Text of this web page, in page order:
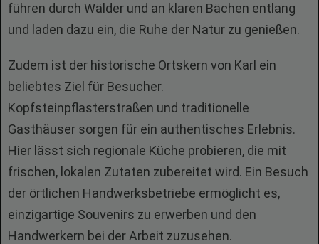
führen durch Wälder und an klaren Bächen entlang
und laden dazu ein, die Ruhe der Natur zu genießen.
Zudem ist der historische Ortskern von Karl ein
beliebtes Ziel für Besucher.
Kopfsteinpflasterstraßen und traditionelle
Gasthäuser sorgen für ein authentisches Erlebnis.
Hier lässt sich regionale Küche probieren, die mit
frischen, lokalen Zutaten zubereitet wird. Ein Besuch
der örtlichen Handwerksbetriebe ermöglicht es,
einzigartige Souvenirs zu erwerben und den
Handwerkern bei der Arbeit zuzusehen.